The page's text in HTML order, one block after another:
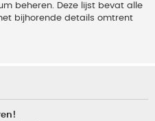
beheren. Deze lijst bevat alle
bijhorende details omtrent